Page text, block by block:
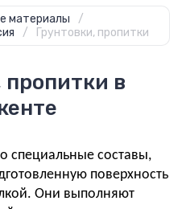
материалы
/
/ Грунтовки, пропитки
пропитки в
специальные составы,
поверхность
Они выполняют